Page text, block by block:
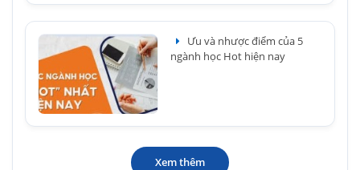
Ưu và nhược điểm của 5
ngành học Hot hiện nay
Xem thêm